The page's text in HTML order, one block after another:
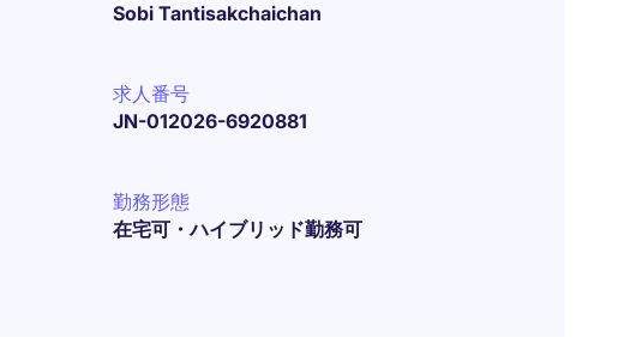
Sobi Tantisakchaichan
求人番号
JN-012026-6920881
勤務形態
在宅可・ハイブリッド勤務可